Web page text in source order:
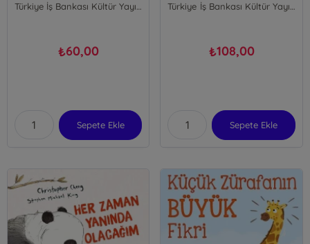
Türkiye İş Bankası Kültür Yayınları
₺60,00
Sepete Ekle
Türkiye İş Bankası Kültür Yayınları
₺108,00
Sepete Ekle